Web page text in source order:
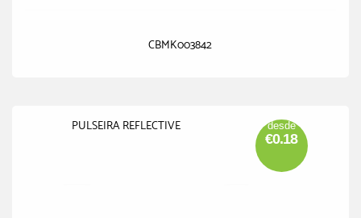
CBMK003842
PULSEIRA REFLECTIVE desde
€0.18